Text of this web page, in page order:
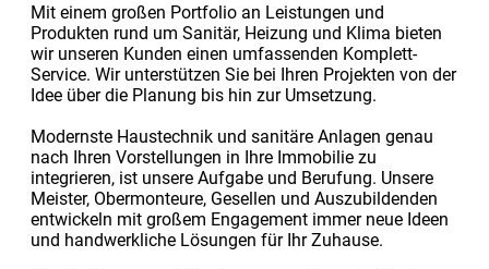
Mit einem großen Portfolio an Leistungen und
Produkten rund um Sanitär, Heizung und Klima bieten
wir unseren Kunden einen umfassenden Komplett-
Service. Wir unterstützen Sie bei Ihren Projekten von der
Idee über die Planung bis hin zur Umsetzung.
Modernste Haustechnik und sanitäre Anlagen genau
nach Ihren Vorstellungen in Ihre Immobilie zu
integrieren, ist unsere Aufgabe und Berufung. Unsere
Meister, Obermonteure, Gesellen und Auszubildenden
entwickeln mit großem Engagement immer neue Ideen
und handwerkliche Lösungen für Ihr Zuhause.